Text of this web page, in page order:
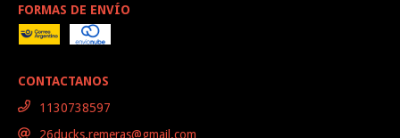
FORMAS DE ENVÍO
CONTACTANOS
1130738597
26ducks.remeras@gmail.com